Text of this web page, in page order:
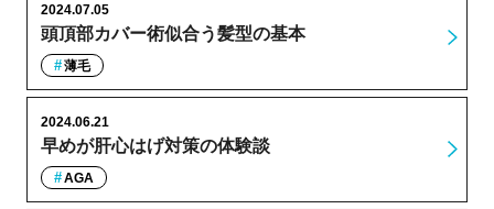
頭頂部カバー術似合う髪型の基本
2024.07.05
薄毛
早めが肝心はげ対策の体験談
2024.06.21
AGA